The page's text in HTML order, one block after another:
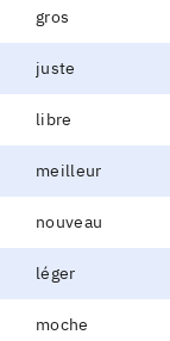
gros
juste
libre
meilleur
nouveau
léger
moche